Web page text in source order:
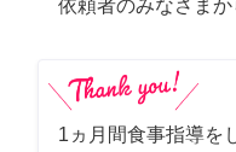
依頼者のみなさま
1ヵ月間食事指導を